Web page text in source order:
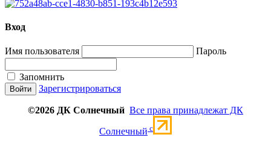
Вход
Имя пользователя Пароль
Запомнить
Зарегистрироваться
©2026 ДК Солнечный Все права принадлежат ДК
Солнечный c